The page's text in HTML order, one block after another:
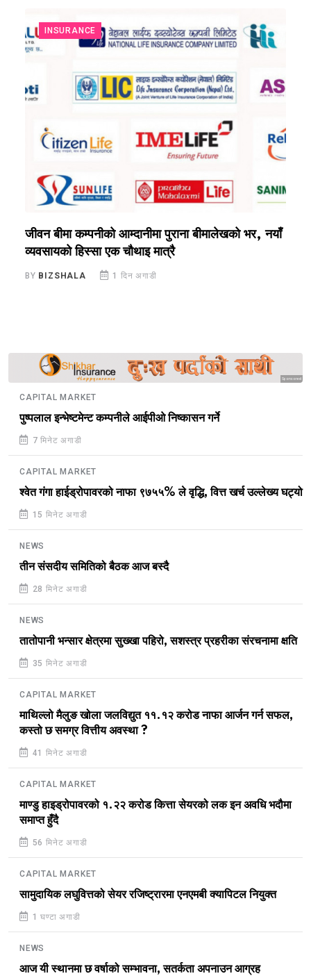
INSURANCE
जीवन बीमा कम्पनीको आम्दानीमा पुराना बीमालेखको भर, नयाँ
व्यवसायको हिस्सा एक चौथाइ मात्रै
BY BIZSHALA 1 दिन अगाडी
Sponsored
CAPITAL MARKET
पुष्पलाल इन्भेष्टमेन्ट कम्पनीले आईपीओ निष्कासन गर्ने
7 मिनेट अगाडी
CAPITAL MARKET
श्वेत गंगा हाईड्रोपावरको नाफा ९७५५% ले वृद्धि, वित्त खर्च उल्लेख्य घट्यो
15 मिनेट अगाडी
NEWS
तीन संसदीय समितिको बैठक आज बस्दै
28 मिनेट अगाडी
NEWS
तातोपानी भन्सार क्षेत्रमा सुख्खा पहिरो, सशस्त्र प्रहरीका संरचनामा क्षति
35 मिनेट अगाडी
CAPITAL MARKET
माथिल्लो मैलुङ खोला जलविद्युत ११.१२ करोड नाफा आर्जन गर्न सफल,
कस्तो छ समग्र वित्तीय अवस्था ?
41 मिनेट अगाडी
CAPITAL MARKET
माण्डु हाइड्रोपावरको १.२२ करोड कित्ता सेयरको लक इन अवधि भदौमा
समाप्त हुँदै
56 मिनेट अगाडी
CAPITAL MARKET
सामुदायिक लघुवित्तको सेयर रजिष्ट्रारमा एनएमबी क्यापिटल नियुक्त
1 घण्टा अगाडी
NEWS
आज यी स्थानमा छ वर्षाको सम्भावना, सतर्कता अपनाउन आग्रह